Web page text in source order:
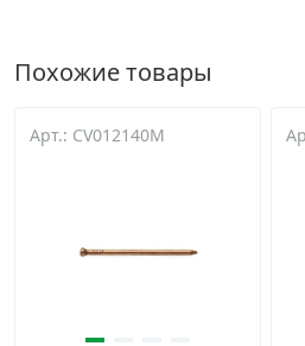
Похожие товары
Арт.: CV012140M